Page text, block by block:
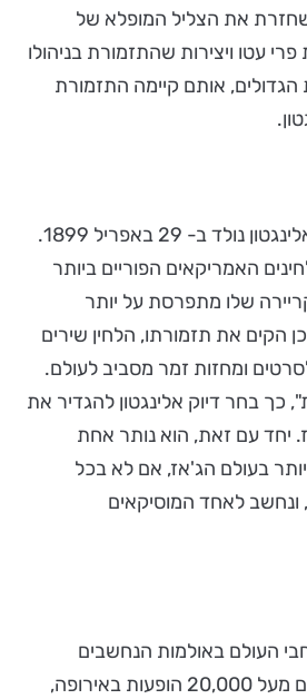
את הצליל המופלא של
עטו ויצירות שהתזמורת בניהולו
הגדולים, אותם קיימה התזמורת
אדוארד קנדי "דיוק" אלינגטון נולד ב- 29 באפריל 1899.
האמריקאים הפוריים ביותר
שלו מתפרסת על יותר
הקים את תזמורתו, הלחין שירים
ומחזות זמר מסביב לעולם.
כך בחר דיוק אלינגטון להגדיר את
יחד עם זאת, הוא נותר אחת
בעולם הג'אז, אם לא בכל
ונחשב לאחד המוסיקאים
העולם באולמות הנחשבים
בשנות ה-50, הוא קיים מעל 20,000 הופעות באירופה,